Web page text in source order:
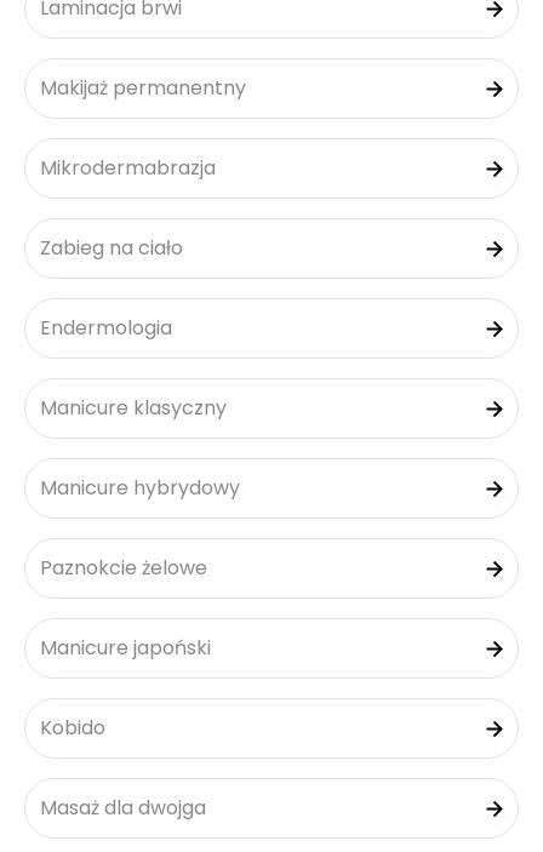
Laminacja brwi
Makijaż permanentny
Mikrodermabrazja
Zabieg na ciało
Endermologia
Manicure klasyczny
Manicure hybrydowy
Paznokcie żelowe
Manicure japoński
Kobido
Masaż dla dwojga